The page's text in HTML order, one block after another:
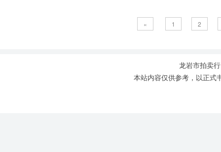
« 1 2
龙岩市拍卖
本站内容仅供参考，以正式